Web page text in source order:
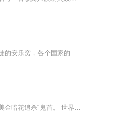
本书以五代十国作为背景，讲述了乱世之中，有一个边荒集，这里是商人的黄金窟，法外狂徒的安乐窝，各个国家的敏感地，各方势力的谈判桌和消息中心，英雄的聚集地。
一张鬼脸面具让世界黑白道两道谈之色变，世界排名第一的杀手组织《收割者》开出五千万美金暗花追杀“鬼首。 世界上不少隐世高手齐齐出现，顿时江湖上一片腥风血雨。 谁都想知道面具后隐藏着一张什么样的脸 传说他拥有神一样的力量 传说他冷酷无情 传说··...